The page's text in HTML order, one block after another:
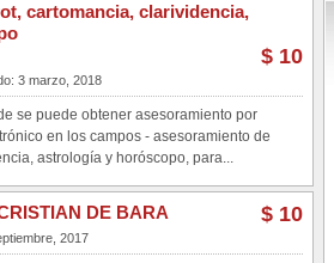
cartomancia, clarividencia,
$ 10
3 marzo, 2018
se puede obtener asesoramiento por
en los campos - asesoramiento de
astrología y horóscopo, para...
DE BARA $ 10
2017